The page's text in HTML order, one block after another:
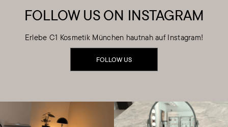
FOLLOW US ON INSTAGRAM
Erlebe C1 Kosmetik München hautnah auf Instagram!
FOLLOW US